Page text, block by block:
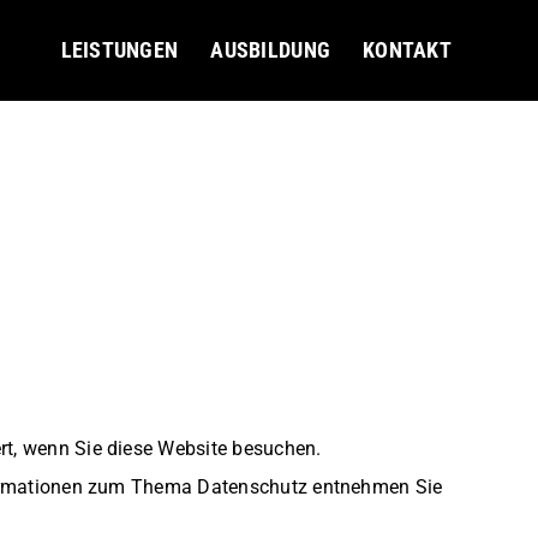
LEISTUNGEN AUSBILDUNG KONTAKT
wenn Sie diese Website besuchen.
zum Thema Datenschutz entnehmen Sie